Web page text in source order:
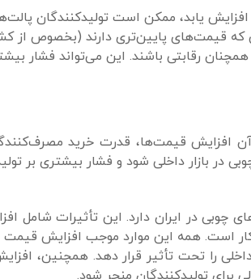
افزایش یابد، ممکن است تولیدکنندگان
که قیمت‌های پایین‌تری دارند (بخصوص از
رقابتی باشند. این می‌تواند فشار
آن افزایش قیمت‌ها، قدرت خرید
در بازار داخلی شود و فشار بیشتری بر
چوبی در ایران دارد. این تأثیرات شامل
است. همه این موارد موجب افزایش قیمت
را تحت تأثیر قرار دهد. همچنین،